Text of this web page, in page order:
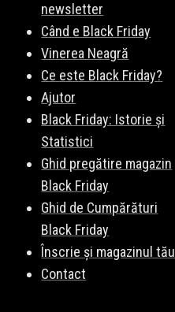
newsletter
Când e Black Friday
Vinerea Neagră
Ce este Black Friday?
Ajutor
Black Friday: Istorie și
Statistici
Ghid pregătire magazin
Black Friday
Ghid de Cumpărături
Black Friday
Înscrie și magazinul tău
Contact